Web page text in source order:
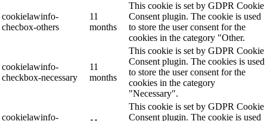
cookielawinfo-
checbox-others
11
months
This cookie is set by GDPR Cookie
Consent plugin. The cookie is used
to store the user consent for the
cookies in the category "Other.
cookielawinfo-
checkbox-necessary
11
months
This cookie is set by GDPR Cookie
Consent plugin. The cookies is used
to store the user consent for the
cookies in the category
"Necessary".
cookielawinfo-
This cookie is set by GDPR Cookie
Consent plugin. The cookie is used